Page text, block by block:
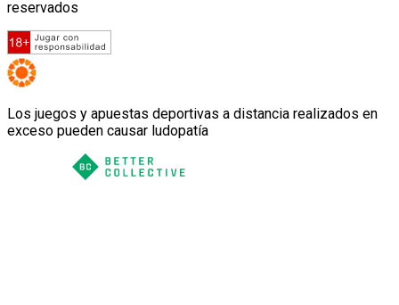
reservados
Los juegos y apuestas deportivas a distancia realizados en
exceso pueden causar ludopatía